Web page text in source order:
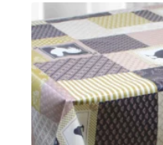
Les
options
peuvent
être
choisies
sur
la
page
du